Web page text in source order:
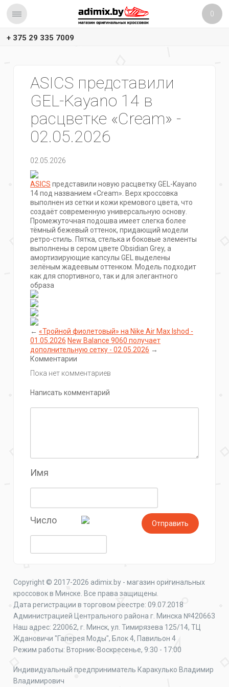
0
+ 375 29 335 7009
ASICS представили
GEL-Kayano 14 в
расцветке «Cream» -
02.05.2026
02.05.2026
ASICS представили новую расцветку GEL-Kayano
14 под названием «Cream». Верх кроссовка
выполнен из сетки и кожи кремового цвета, что
создаёт современную универсальную основу.
Промежуточная подошва имеет слегка более
тёмный бежевый оттенок, придающий модели
ретро-стиль. Пятка, стелька и боковые элементы
выполнены в сером цвете Obsidian Grey, а
амортизирующие капсулы GEL выделены
зелёным жадеевым оттенком. Модель подходит
как для спортивного, так и для элегантного
образа ‍️
← «Тройной фиолетовый» на Nike Air Max Ishod -
01.05.2026 New Balance 9060 получает
дополнительную сетку - 02.05.2026 →
Комментарии
Пока нет комментариев
Написать комментарий
Имя
Число
Copyright © 2017-2026 adimix.by - магазин оригинальных
кроссовок в Минске. Все права защищены.
Дата регистрации в торговом реестре: 09.07.2018
Администрацией Центрального района г. Минска №420663
Наш адрес: 220062, г. Минск, ул. Тимирязева 125/14, ТЦ
Ждановичи "Галерея Моды", Блок 4, Павильон 4
Режим работы: Вторник-Воскресенье, 9:30 - 17:00
Индивидуальный предприниматель Каракулько Владимир
Владимирович